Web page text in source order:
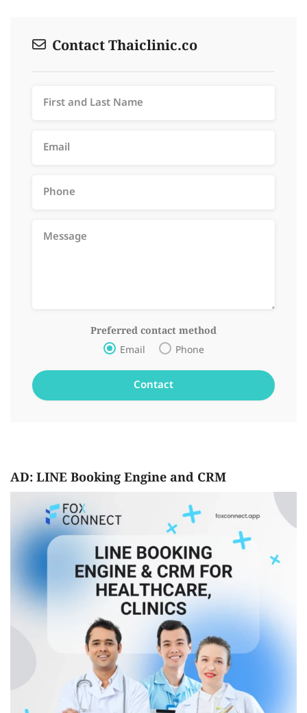
Contact Thaiclinic.co
Preferred contact method
Email Phone
AD: LINE Booking Engine and CRM